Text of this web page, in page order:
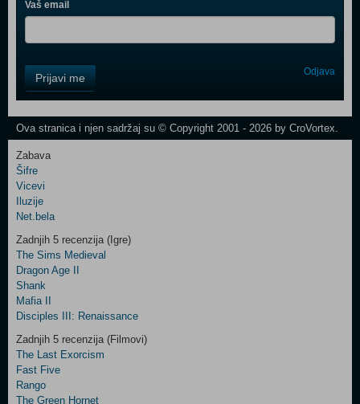
Vaš email
Field
One
Newsletter
Control
Field
Two
Newsletter
Control
Field
Three
Newsletter
Prijavi me Odjava
Ova stranica i njen sadržaj su © Copyright 2001 - 2026 by CroVortex.
Zabava
Šifre
Vicevi
Iluzije
Net.bela
Zadnjih 5 recenzija (Igre)
The Sims Medieval
Dragon Age II
Shank
Mafia II
Disciples III: Renaissance
Zadnjih 5 recenzija (Filmovi)
The Last Exorcism
Fast Five
Rango
The Green Hornet